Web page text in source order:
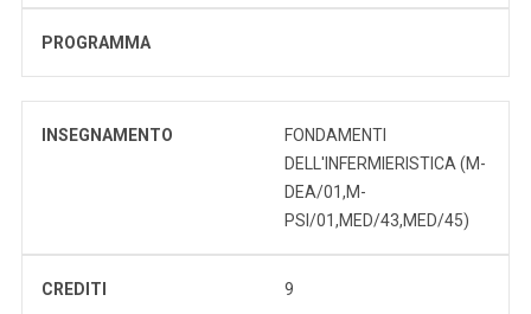
PROGRAMMA
INSEGNAMENTO
FONDAMENTI
DELL'INFERMIERISTICA (M-
DEA/01,M-
PSI/01,MED/43,MED/45)
CREDITI 9